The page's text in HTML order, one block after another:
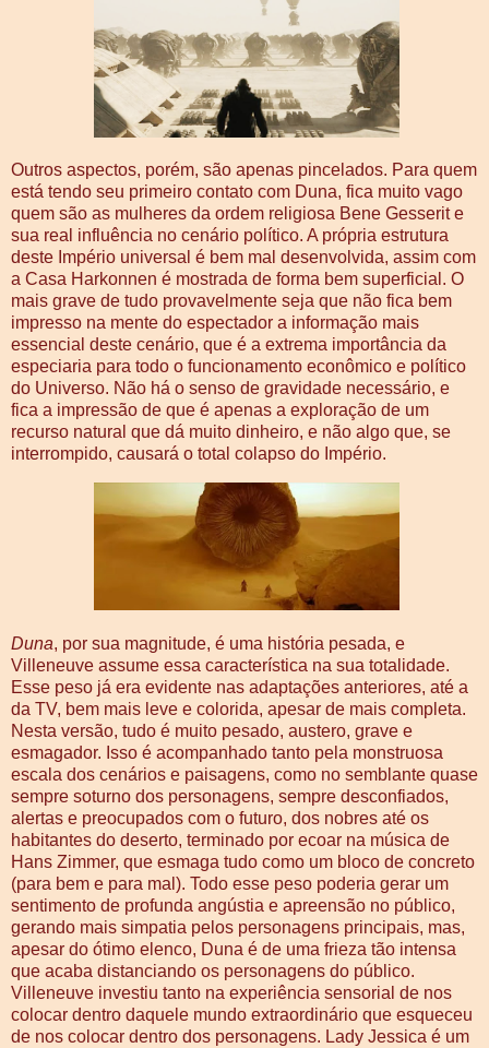
Outros aspectos, porém, são apenas pincelados. Para quem
está tendo seu primeiro contato com Duna, fica muito vago
quem são as mulheres da ordem religiosa Bene Gesserit e
sua real influência no cenário político. A própria estrutura
deste Império universal é bem mal desenvolvida, assim com
a Casa Harkonnen é mostrada de forma bem superficial. O
mais grave de tudo provavelmente seja que não fica bem
impresso na mente do espectador a informação mais
essencial deste cenário, que é a extrema importância da
especiaria para todo o funcionamento econômico e político
do Universo. Não há o senso de gravidade necessário, e
fica a impressão de que é apenas a exploração de um
recurso natural que dá muito dinheiro, e não algo que, se
interrompido, causará o total colapso do Império.
Duna, por sua magnitude, é uma história pesada, e
Villeneuve assume essa característica na sua totalidade.
Esse peso já era evidente nas adaptações anteriores, até a
da TV, bem mais leve e colorida, apesar de mais completa.
Nesta versão, tudo é muito pesado, austero, grave e
esmagador. Isso é acompanhado tanto pela monstruosa
escala dos cenários e paisagens, como no semblante quase
sempre soturno dos personagens, sempre desconfiados,
alertas e preocupados com o futuro, dos nobres até os
habitantes do deserto, terminado por ecoar na música de
Hans Zimmer, que esmaga tudo como um bloco de concreto
(para bem e para mal). Todo esse peso poderia gerar um
sentimento de profunda angústia e apreensão no público,
gerando mais simpatia pelos personagens principais, mas,
apesar do ótimo elenco, Duna é de uma frieza tão intensa
que acaba distanciando os personagens do público.
Villeneuve investiu tanto na experiência sensorial de nos
colocar dentro daquele mundo extraordinário que esqueceu
de nos colocar dentro dos personagens. Lady Jessica é um